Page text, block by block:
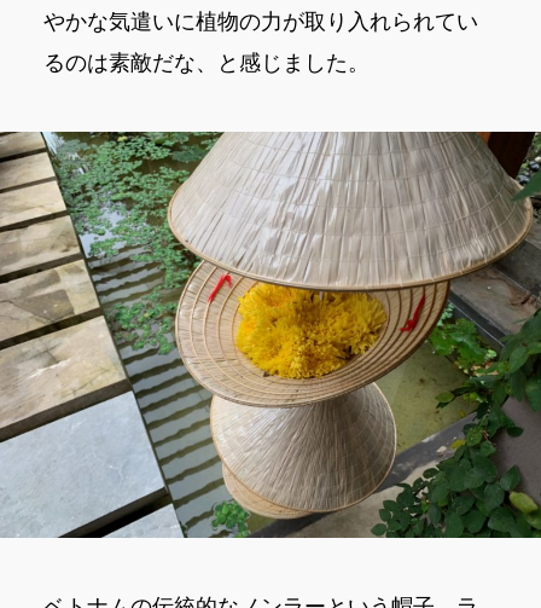
やかな気遣いに植物の力が取り入れられてい
るのは素敵だな、と感じました。